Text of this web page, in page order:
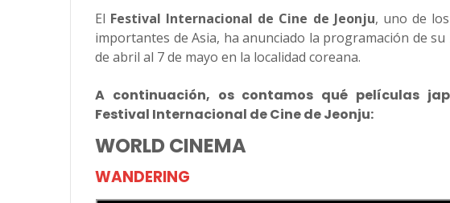
El Festival Internacional de Cine de Jeonju, uno de
importantes de Asia, ha anunciado la programación de
de abril al 7 de mayo en la localidad coreana.
A continuación, os contamos qué películas
Festival Internacional de Cine de Jeonju:
WORLD CINEMA
WANDERING